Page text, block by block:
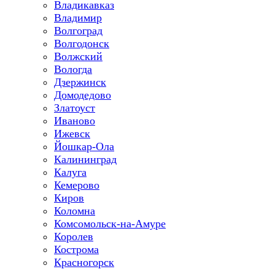
Владикавказ
Владимир
Волгоград
Волгодонск
Волжский
Вологда
Дзержинск
Домодедово
Златоуст
Иваново
Ижевск
Йошкар-Ола
Калининград
Калуга
Кемерово
Киров
Коломна
Комсомольск-на-Амуре
Королев
Кострома
Красногорск